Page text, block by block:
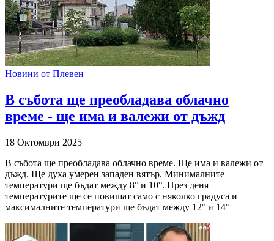
Новини от Плевен
В събота ще преобладава облачно
време - ще има и валежи от дъжд
18 Октомври 2025
В събота ще преобладава облачно време. Ще има и валежи от
дъжд. Ще духа умерен западен вятър. Минималните
температури ще бъдат между 8° и 10°. През деня
температурите ще се повишат само с няколко градуса и
максималните температури ще бъдат между 12° и 14°